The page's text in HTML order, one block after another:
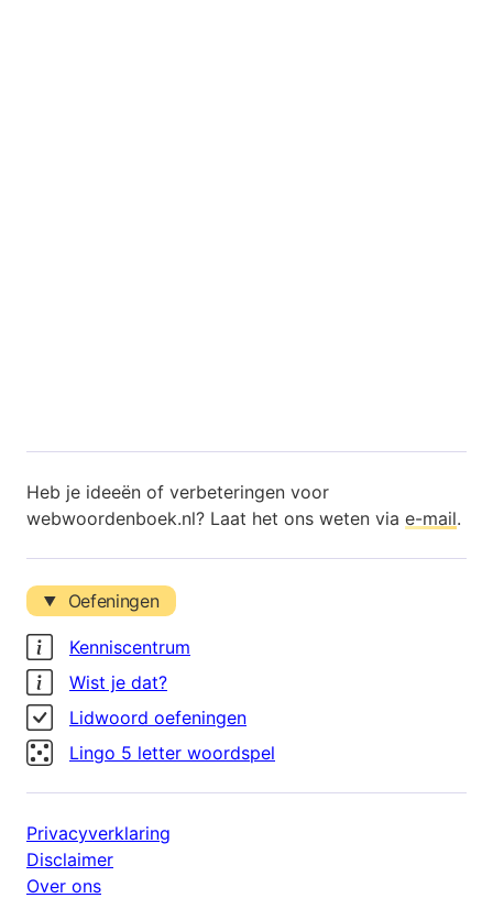
Heb je ideeën of verbeteringen voor
webwoordenboek.nl? Laat het ons weten via e-mail.
Oefeningen
Kenniscentrum
Wist je dat?
Lidwoord oefeningen
Lingo 5 letter woordspel
Privacyverklaring
Disclaimer
Over ons